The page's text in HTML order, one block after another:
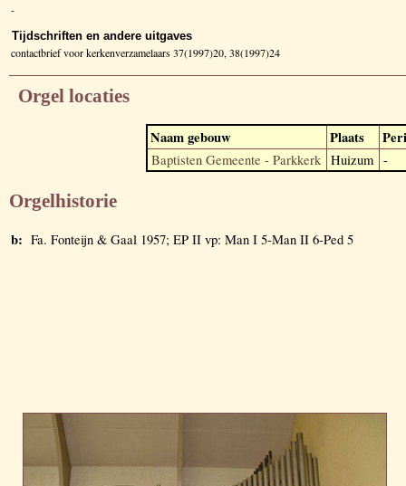
-
Tijdschriften en andere uitgaves
contactbrief voor kerkenverzamelaars 37(1997)20, 38(1997)24
Orgel locaties
Naam gebouw Plaats
Baptisten Gemeente - Parkkerk Huizum -
Orgelhistorie
b: Fa. Fonteijn & Gaal 1957; EP II vp: Man I 5-Man II 6-Ped 5